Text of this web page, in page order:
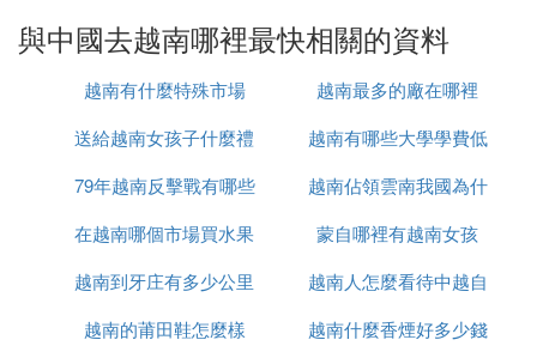
與中國去越南哪裡最快相關的資料
越南有什麼特殊市場
越南最多的廠在哪裡
送給越南女孩子什麼禮
物
越南有哪些大學學費低
79年越南反擊戰有哪些
人
越南佔領雲南我國為什
麼未先進攻
在越南哪個市場買水果
最便宜
蒙自哪裡有越南女孩
越南到牙庄有多少公里
越南人怎麼看待中越自
衛戰
越南的莆田鞋怎麼樣
越南什麼香煙好多少錢